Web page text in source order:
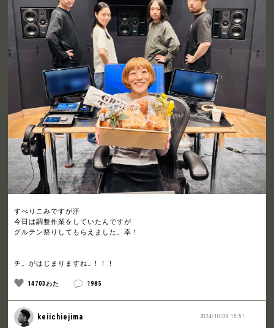
すべりこみですが汗
今日は調整作業をしていたんですが
グルテン祭りしてもらえました。幸！
チ。がはじまりますね…！！！
14703わた 1985
2024/10/09 15:51
keiichiejima